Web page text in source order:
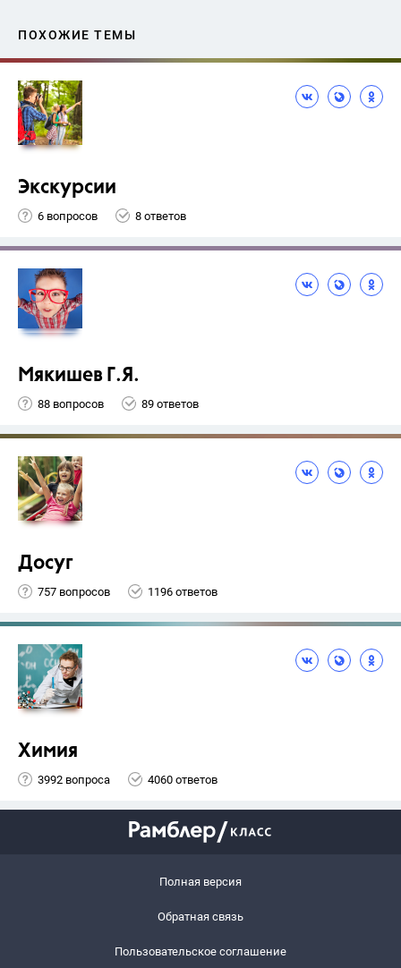
ПОХОЖИЕ ТЕМЫ
Экскурсии
6 вопросов 8 ответов
Мякишев Г.Я.
88 вопросов 89 ответов
Досуг
757 вопросов 1196 ответов
Химия
3992 вопроса 4060 ответов
Полная версия
Обратная связь
Пользовательское соглашение